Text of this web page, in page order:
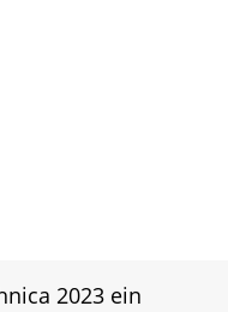
2023 ein